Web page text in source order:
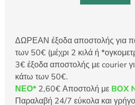
ΔΩΡΕΑΝ έξοδα αποστολής για
των 50€ (μέχρι 2 κιλά ή
3€ έξοδα αποστολής με courier
κάτω των 50€.
ΝΕΟ* 2,60€ Αποστολή με BOX
Παραλαβή 24/7 εύκολα και